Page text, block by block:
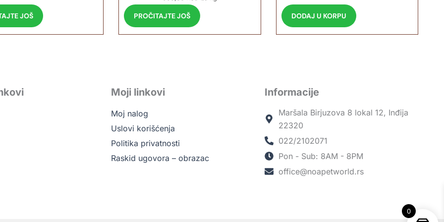
0
JOŠ PROČITAJTE JOŠ DODAJ U KORPU
Moji linkovi
Moj nalog
Uslovi korišćenja
Politika privatnosti
Raskid ugovora – obrazac
Informacije
Maršala Birjuzova 8 lokal 12, Inđija
22320
022/2102071
Pon - Sub: 8AM - 8PM
office@noapetworld.rs